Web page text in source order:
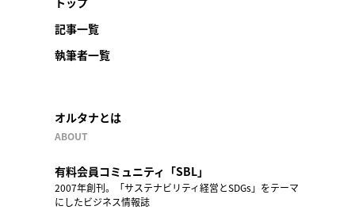
記事一覧
執筆者一覧
オルタナとは
ABOUT
有料会員コミュニティ「SBL」
2007年創刊。「サステナビリティ経営とSDGs」をテーマ
にしたビジネス情報誌